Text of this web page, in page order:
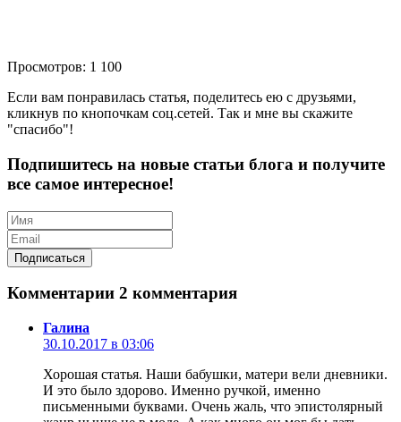
Просмотров: 1 100
Если вам понравилась статья, поделитесь ею с друзьями,
кликнув по кнопочкам соц.сетей. Так и мне вы скажите
"спасибо"!
Подпишитесь на новые статьи блога и получите
все самое интересное!
Комментарии 2 комментария
Галина
30.10.2017 в 03:06
Хорошая статья. Наши бабушки, матери вели дневники.
И это было здорово. Именно ручкой, именно
письменными буквами. Очень жаль, что эпистолярный